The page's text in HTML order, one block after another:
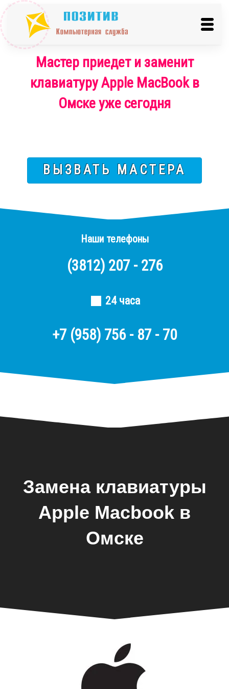
Мастер приедет и заменит
клавиатуру Apple MacBook в
Омске уже сегодня
ВЫЗВАТЬ МАСТЕРА
Наши телефоны
(3812) 207 - 276
24 часа
+7 (958) 756 - 87 - 70
Замена клавиатуры
Apple Macbook в
Омске